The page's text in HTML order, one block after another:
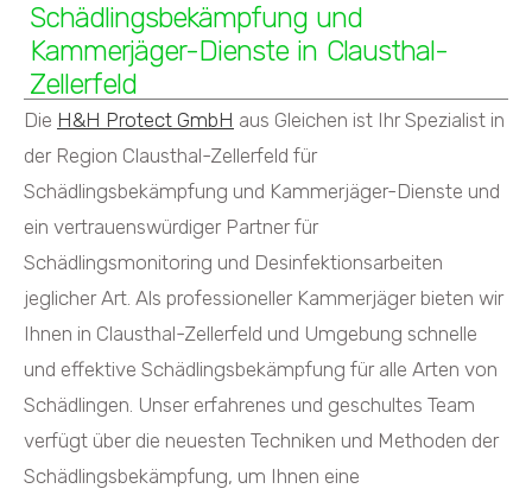
Schädlingsbekämpfung und
Kammerjäger-Dienste in Clausthal-
Zellerfeld
Die H&H Protect GmbH aus Gleichen ist Ihr Spezialist in
der Region Clausthal-Zellerfeld für
Schädlingsbekämpfung und Kammerjäger-Dienste und
ein vertrauenswürdiger Partner für
Schädlingsmonitoring und Desinfektionsarbeiten
jeglicher Art. Als professioneller Kammerjäger bieten wir
Ihnen in Clausthal-Zellerfeld und Umgebung schnelle
und effektive Schädlingsbekämpfung für alle Arten von
Schädlingen. Unser erfahrenes und geschultes Team
verfügt über die neuesten Techniken und Methoden der
Schädlingsbekämpfung, um Ihnen eine